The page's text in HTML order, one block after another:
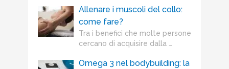
Allenare i muscoli del collo:
come fare?
Tra i benefici che molte persone
cercano di acquisire dalla …
Omega 3 nel bodybuilding: la